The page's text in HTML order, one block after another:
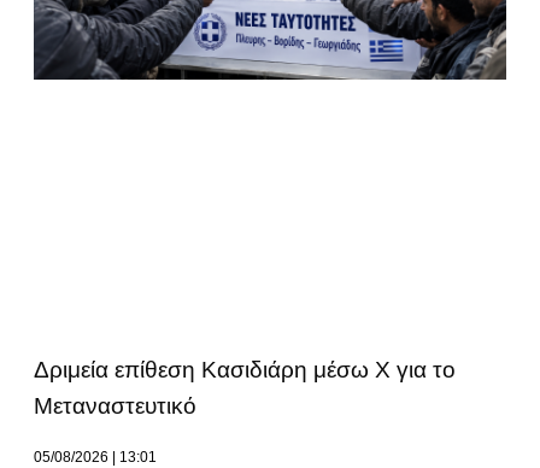
Δριμεία επίθεση Κασιδιάρη μέσω Χ για το
Μεταναστευτικό
05/08/2026 13:01